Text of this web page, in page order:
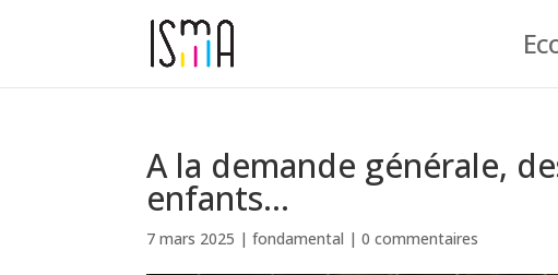
A la demande générale,
enfants…
7 mars 2025 |fondamental |0 commentaires